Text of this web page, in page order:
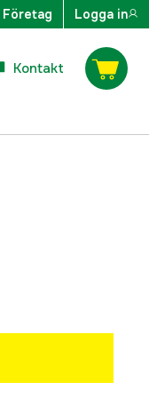
Företag Logga in
Kontakt